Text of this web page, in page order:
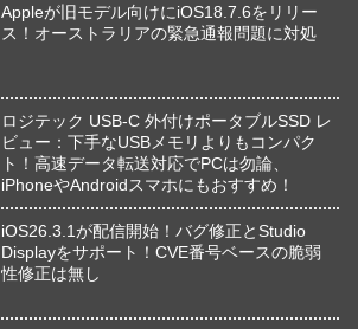
Appleが旧モデル向けにiOS18.7.6をリリー
ス！オーストラリアの緊急通報問題に対処
ロジテック USB-C 外付けポータブルSSD レ
ビュー：下手なUSBメモリよりもコンパク
ト！高速データ転送対応でPCは勿論、
iPhoneやAndroidスマホにもおすすめ！
iOS26.3.1が配信開始！バグ修正とStudio
Displayをサポート！CVE番号ベースの脆弱
性修正は無し